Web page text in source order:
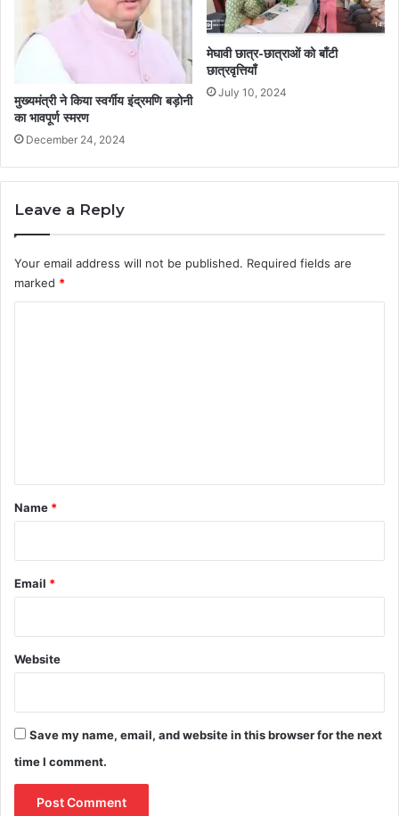
मुख्यमंत्री ने किया स्वर्गीय इंद्रमणि बड़ोनी
का भावपूर्ण स्मरण
December 24, 2024
मेघावी छात्र-छात्राओं को बाँटी
छात्रवृत्तियाँ
July 10, 2024
Leave a Reply
Your email address will not be published. Required fields are
marked *
*
Name *
Email *
Website
Save my name, email, and website in this browser for the next
time I comment.